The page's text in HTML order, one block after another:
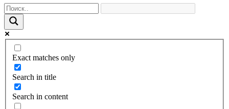
Exact matches only
Search in title
Search in content